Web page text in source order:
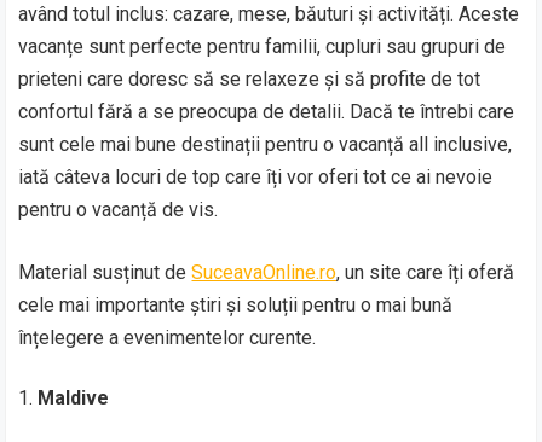
având totul inclus: cazare, mese, băuturi și activități. Aceste
vacanțe sunt perfecte pentru familii, cupluri sau grupuri de
prieteni care doresc să se relaxeze și să profite de tot
confortul fără a se preocupa de detalii. Dacă te întrebi care
sunt cele mai bune destinații pentru o vacanță all inclusive,
iată câteva locuri de top care îți vor oferi tot ce ai nevoie
pentru o vacanță de vis.
Material susținut deSuceavaOnline.ro, un site care îți oferă
cele mai importante știri și soluții pentru o mai bună
înțelegere a evenimentelor curente.
Maldive